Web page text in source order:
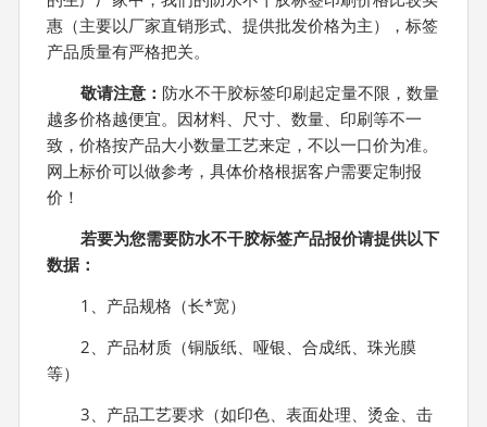
惠（主要以厂家直销形式、提供批发价格为主），标签
产品质量有严格把关。
敬请注意： 防水不干胶标签印刷起定量不限，数量
越多价格越便宜。因材料、尺寸、数量、印刷等不一
致，价格按产品大小数量工艺来定，不以一口价为准。
网上标价可以做参考，具体价格根据客户需要定制报
价！
若要为您需要防水不干胶标签产品报价请提供以下
数据：
1、产品规格（长*宽）
2、产品材质（铜版纸、哑银、合成纸、珠光膜
等）
3、产品工艺要求（如印色、表面处理、烫金、击